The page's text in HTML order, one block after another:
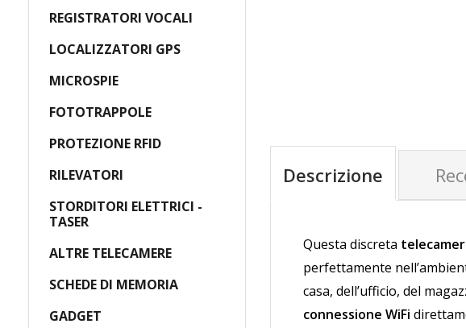
AGGIUNGI AL CARRELLO
Descrizione
Questa discreta
perfettamente
casa, dell’ufficio, del
connessione WiFi
REGISTRATORI VOCALI
LOCALIZZATORI GPS
MICROSPIE
FOTOTRAPPOLE
PROTEZIONE RFID
RILEVATORI
STORDITORI ELETTRICI -
TASER
ALTRE TELECAMERE
SCHEDE DI MEMORIA
GADGET